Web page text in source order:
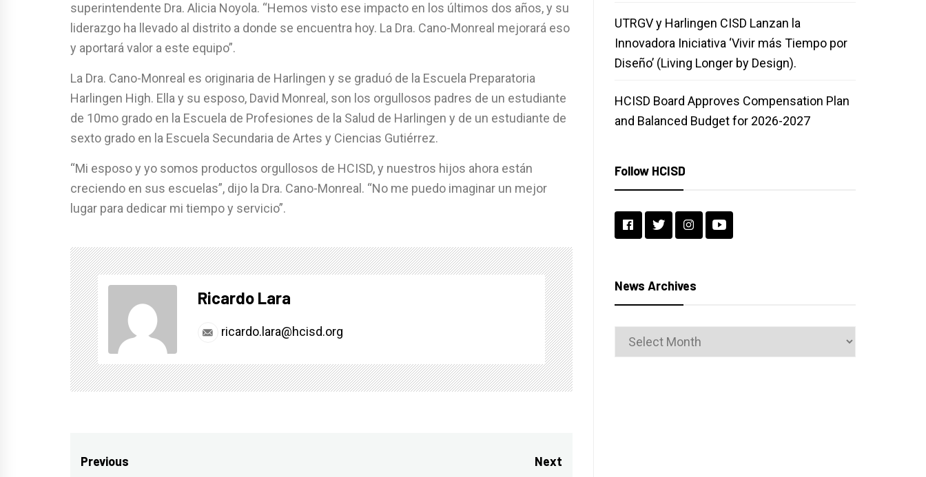
superintendente Dra. Alicia Noyola. “Hemos visto ese impacto en los últimos dos años, y su
liderazgo ha llevado al distrito a donde se encuentra hoy. La Dra. Cano-Monreal mejorará eso
y aportará valor a este equipo”.
La Dra. Cano-Monreal es originaria de Harlingen y se graduó de la Escuela Preparatoria
Harlingen High. Ella y su esposo, David Monreal, son los orgullosos padres de un estudiante
de 10mo grado en la Escuela de Profesiones de la Salud de Harlingen y de un estudiante de
sexto grado en la Escuela Secundaria de Artes y Ciencias Gutiérrez.
“Mi esposo y yo somos productos orgullosos de HCISD, y nuestros hijos ahora están
creciendo en sus escuelas”, dijo la Dra. Cano-Monreal. “No me puedo imaginar un mejor
lugar para dedicar mi tiempo y servicio”.
Ricardo Lara
ricardo.lara@hcisd.org
Post
Previous Next
UTRGV y Harlingen CISD Lanzan la
Innovadora Iniciativa ‘Vivir más Tiempo por
Diseño’ (Living Longer by Design).
HCISD Board Approves Compensation Plan
and Balanced Budget for 2026-2027
Follow HCISD
News Archives
News
Archives